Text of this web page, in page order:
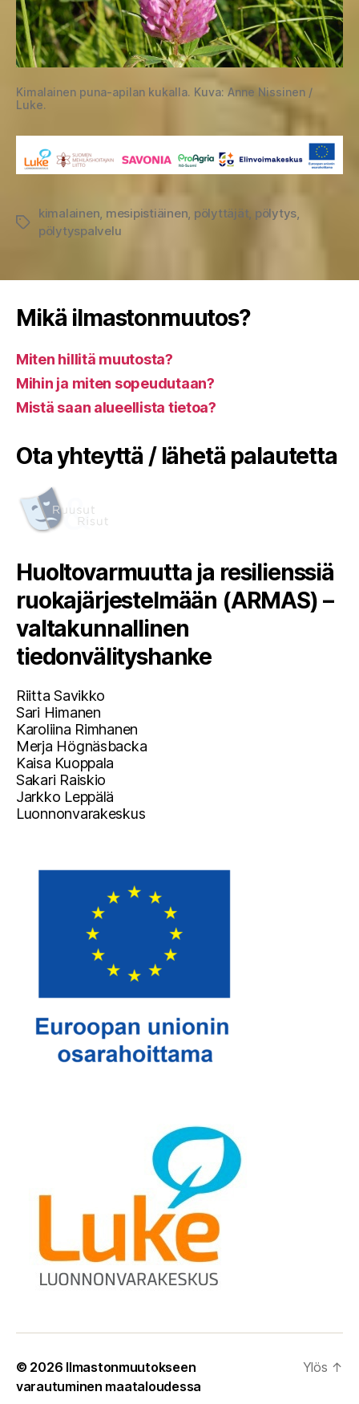
Kimalainen puna-apilan kukalla. Kuva: Anne Nissinen /
Luke.
Avainsanat
kimalainen, mesipistiäinen, pölyttäjät, pölytys,
pölytyspalvelu
Mikä ilmastonmuutos?
Miten hillitä muutosta?
Mihin ja miten sopeudutaan?
Mistä saan alueellista tietoa?
Ota yhteyttä / lähetä palautetta
Huoltovarmuutta ja resilienssiä
ruokajärjestelmään (ARMAS) –
valtakunnallinen
tiedonvälityshanke
Riitta Savikko
Sari Himanen
Karoliina Rimhanen
Merja Högnäsbacka
Kaisa Kuoppala
Sakari Raiskio
Jarkko Leppälä
Luonnonvarakeskus
© 2026 Ilmastonmuutokseen
varautuminen maataloudessa
Ylös ↑